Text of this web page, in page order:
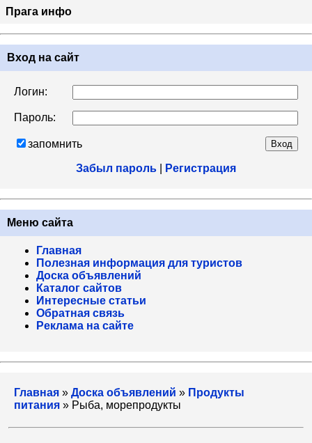
Прага инфо
Вход на сайт
Логин:
Пароль:
запомнить
Забыл пароль Регистрация
Меню сайта
Главная
Полезная информация для туристов
Доска объявлений
Каталог сайтов
Интересные статьи
Обратная связь
Реклама на сайте
Главная » Доска объявлений » Продукты
питания » Рыба, морепродукты